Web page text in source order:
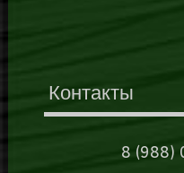
Контакты
8